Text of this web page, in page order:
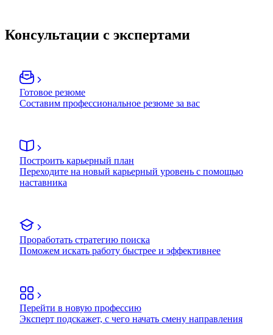
Консультации с экспертами
Готовое резюме
Составим профессиональное резюме за вас
Построить карьерный план
Переходите на новый карьерный уровень с помощью
наставника
Проработать стратегию поиска
Поможем искать работу быстрее и эффективнее
Перейти в новую профессию
Эксперт подскажет, с чего начать смену направления